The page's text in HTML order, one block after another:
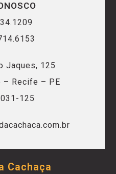
Jaques, 125
– Recife – PE
125
Cachaça